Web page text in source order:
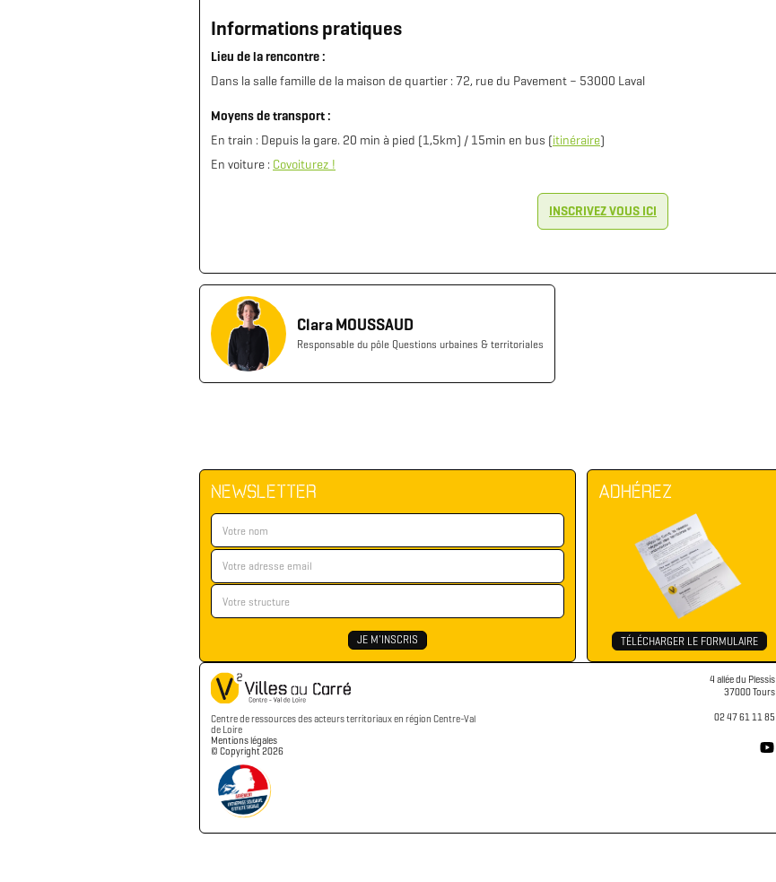
Informations pratiques
Lieu de la rencontre :
Dans la salle famille de la maison de quartier : 72, rue du Pavement – 53000 Laval
Moyens de transport :
En train : Depuis la gare. 20 min à pied (1,5km) / 15min en bus (itinéraire)
En voiture : Covoiturez !
INSCRIVEZ VOUS ICI
Clara MOUSSAUD
Responsable du pôle Questions urbaines & territoriales
NEWSLETTER ADHÉREZ
TÉLÉCHARGER LE FORMULAIRE
Centre de ressources des acteurs territoriaux en région Centre-Val
de Loire
Mentions légales
©️ Copyright 2026
4 allée du Plessis
37000 Tours
02 47 61 11 85